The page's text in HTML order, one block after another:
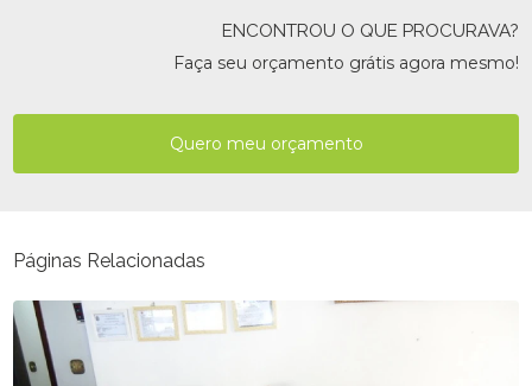
ENCONTROU O QUE PROCURAVA?
Faça seu orçamento grátis agora mesmo!
Quero meu orçamento
Páginas Relacionadas